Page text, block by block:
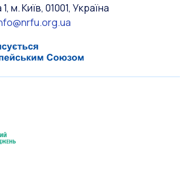
м. Київ, 01001, Україна